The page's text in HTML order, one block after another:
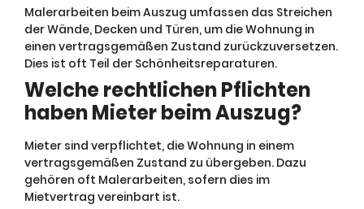
Malerarbeiten beim Auszug umfassen das Streichen
der Wände, Decken und Türen, um die Wohnung in
einen vertragsgemäßen Zustand zurückzuversetzen.
Dies ist oft Teil der Schönheitsreparaturen.
Welche rechtlichen Pflichten
haben Mieter beim Auszug?
Mieter sind verpflichtet, die Wohnung in einem
vertragsgemäßen Zustand zu übergeben. Dazu
gehören oft Malerarbeiten, sofern dies im
Mietvertrag vereinbart ist.